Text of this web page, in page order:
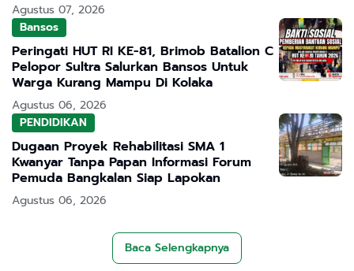
Agustus 07, 2026
Bansos
Peringati HUT RI KE-81, Brimob Batalion C
Pelopor Sultra Salurkan Bansos Untuk
Warga Kurang Mampu Di Kolaka
Agustus 06, 2026
PENDIDIKAN
Dugaan Proyek Rehabilitasi SMA 1
Kwanyar Tanpa Papan Informasi Forum
Pemuda Bangkalan Siap Lapokan
Agustus 06, 2026
Baca Selengkapnya